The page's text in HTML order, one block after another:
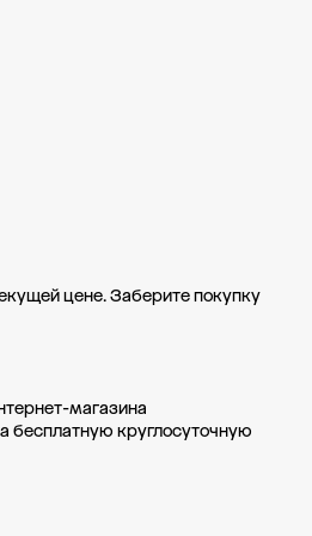
цене. Заберите покупку
магазина
бесплатную круглосуточную